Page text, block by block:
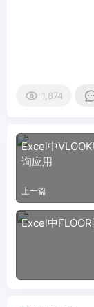
1,874
Excel中
询应用
上一篇
Excel中